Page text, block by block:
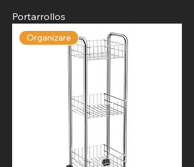
Portarrollos
Organizare